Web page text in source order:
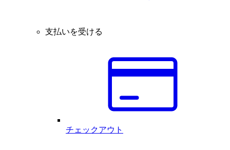
支払いを受ける
チェックアウト